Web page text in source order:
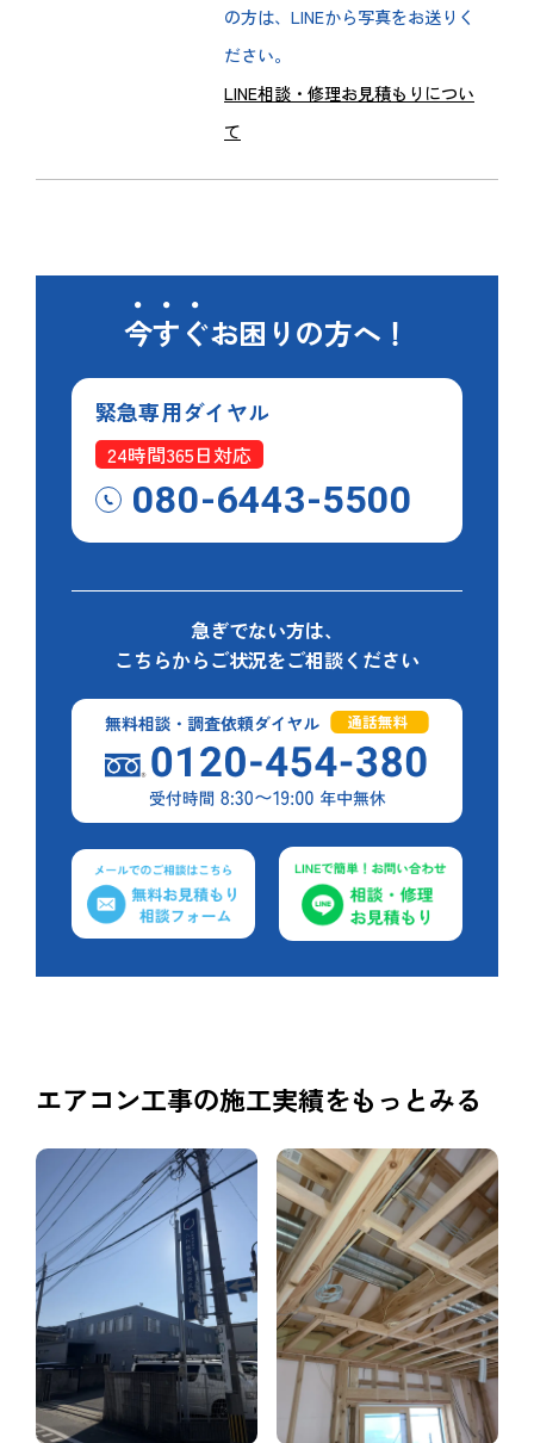
の方は、LINEから写真をお送りく
ださい。
LINE相談・修理お見積もりについ
て
今すぐお困りの方へ！
緊急専用ダイヤル
24時間365日対応
080-6443-5500
急ぎでない方は、
こちらからご状況をご相談ください
エアコン工事の施工実績をもっとみる